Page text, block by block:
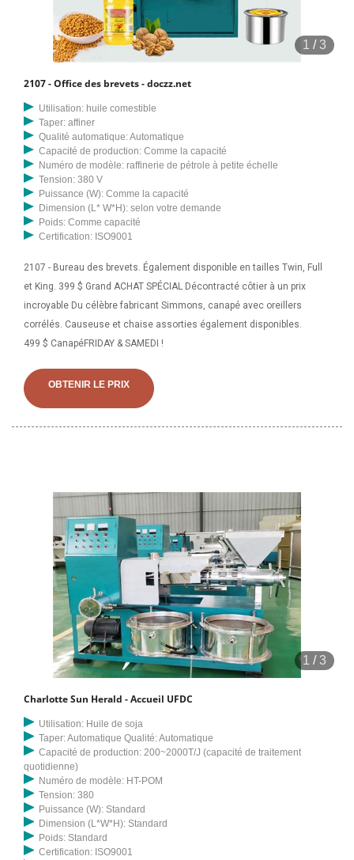
1 /3
2107 - Office des brevets - doczz.net
Utilisation: huile comestible
Taper: affiner
Qualité automatique: Automatique
Capacité de production: Comme la capacité
Numéro de modèle: raffinerie de pétrole à petite échelle
Tension: 380 V
Puissance (W): Comme la capacité
Dimension (L* W*H): selon votre demande
Poids: Comme capacité
Certification: ISO9001
2107 - Bureau des brevets. Également disponible en tailles Twin, Full
et King. 399 $ Grand ACHAT SPÉCIAL Décontracté côtier à un prix
incroyable Du célèbre fabricant Simmons, canapé avec oreillers
corrélés. Causeuse et chaise assorties également disponibles.
499 $ CanapéFRIDAY & SAMEDI !
OBTENIR LE PRIX
1 /3
Charlotte Sun Herald - Accueil UFDC
Utilisation: Huile de soja
Taper: Automatique Qualité: Automatique
Capacité de production: 200~2000T/J (capacité de traitement
quotidienne)
Numéro de modèle: HT-POM
Tension: 380
Puissance (W): Standard
Dimension (L*W*H): Standard
Poids: Standard
Certification: ISO9001